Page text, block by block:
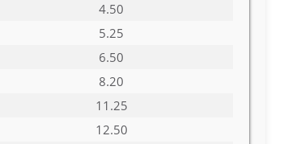
4.50
5.25
6.50
8.20
11.25
12.50